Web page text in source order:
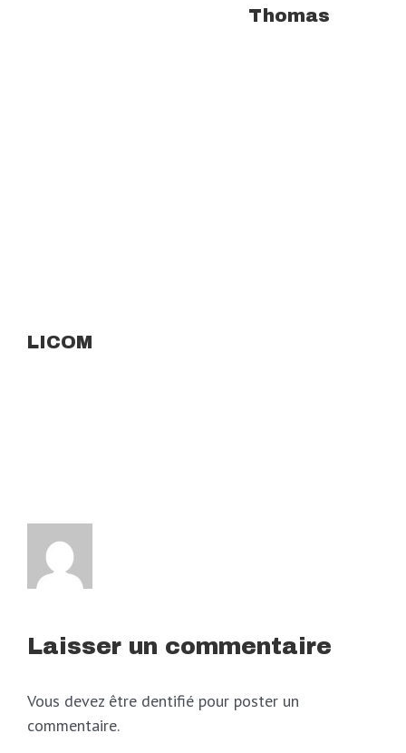
Thomas
LICOM
Laisser un commentaire
Vous devez être dentifié pour poster un
commentaire.